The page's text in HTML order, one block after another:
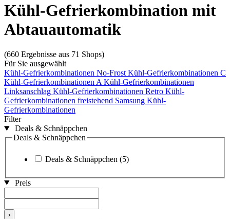
Kühl-Gefrierkombination mit
Abtauautomatik
(660 Ergebnisse aus 71 Shops)
Für Sie ausgewählt
Kühl-Gefrierkombinationen No-Frost Kühl-Gefrierkombinationen C
Kühl-Gefrierkombinationen A Kühl-Gefrierkombinationen
Linksanschlag Kühl-Gefrierkombinationen Retro Kühl-
Gefrierkombinationen freistehend Samsung Kühl-
Gefrierkombinationen
Filter
Deals & Schnäppchen
Deals & Schnäppchen
Deals & Schnäppchen (5)
Preis
›